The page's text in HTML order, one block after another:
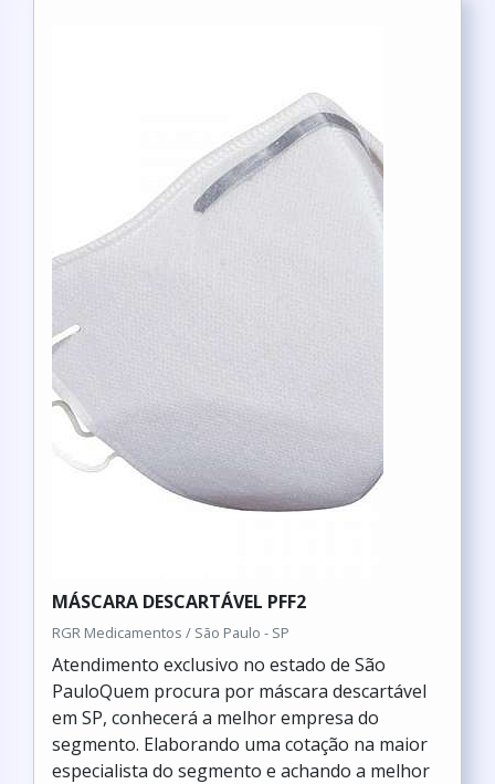
MÁSCARA DESCARTÁVEL PFF2
RGR Medicamentos / São Paulo - SP
Atendimento exclusivo no estado de São
PauloQuem procura por máscara descartável
em SP, conhecerá a melhor empresa do
segmento. Elaborando uma cotação na maior
especialista do segmento e achando a melhor